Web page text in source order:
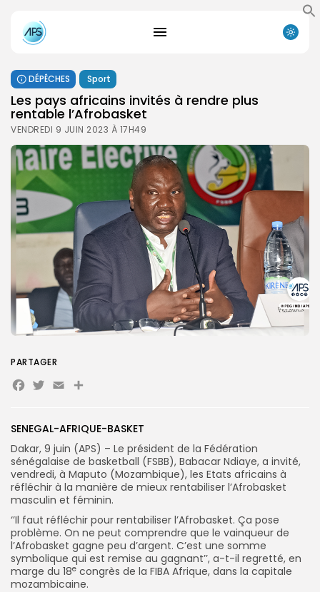
Search
for:
DÉPÊCHES Sport
Les pays africains invités à rendre plus
rentable l’Afrobasket
VENDREDI 9 JUIN 2023 À 17H49
SENEGAL-AFRIQUE-BASKET
Dakar, 9 juin (APS) – Le président de la Fédération
sénégalaise de basketball (FSBB), Babacar Ndiaye, a invité,
vendredi, à Maputo (Mozambique), les Etats africains à
réfléchir à la manière de mieux rentabiliser l’Afrobasket
masculin et féminin.
‘’Il faut réfléchir pour rentabiliser l’Afrobasket. Ça pose
problème. On ne peut comprendre que le vainqueur de
l’Afrobasket gagne peu d’argent. C’est une somme
symbolique qui est remise au gagnant’’, a-t-il regretté, en
marge du 18e congrès de la FIBA Afrique, dans la capitale
mozambicaine.
PARTAGER
Facebook
Twitter
EmailPartager